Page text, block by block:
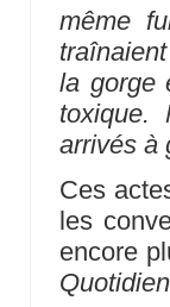
même
la gorge
toxique.
arrivés à
Ces
les
encore